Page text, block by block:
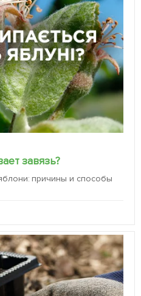
завязь?
причины и способы